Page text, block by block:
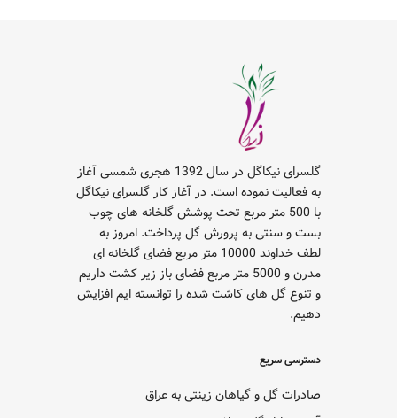
گلسرای نیکاگل در سال 1392 هجری شمسی آغاز
به فعالیت نموده است. در آغاز کار گلسرای نیکاگل
با 500 متر مربع تحت پوشش گلخانه های چوب
بست و سنتی به پرورش گل پرداخت. امروز به
لطف خداوند 10000 متر مربع فضای گلخانه ای
مدرن و 5000 متر مربع فضای باز زیر کشت داریم
و تنوع گل های کاشت شده را توانسته ایم افزایش
دهیم.
دسترسی سریع
صادرات گل و گیاهان زینتی به عراق